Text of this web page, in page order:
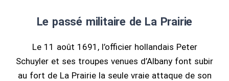
Le passé militaire de La Prairie
Le 11 août 1691, l’officier hollandais Peter
Schuyler et ses troupes venues d’Albany font subir
au fort de La Prairie la seule vraie attaque de son